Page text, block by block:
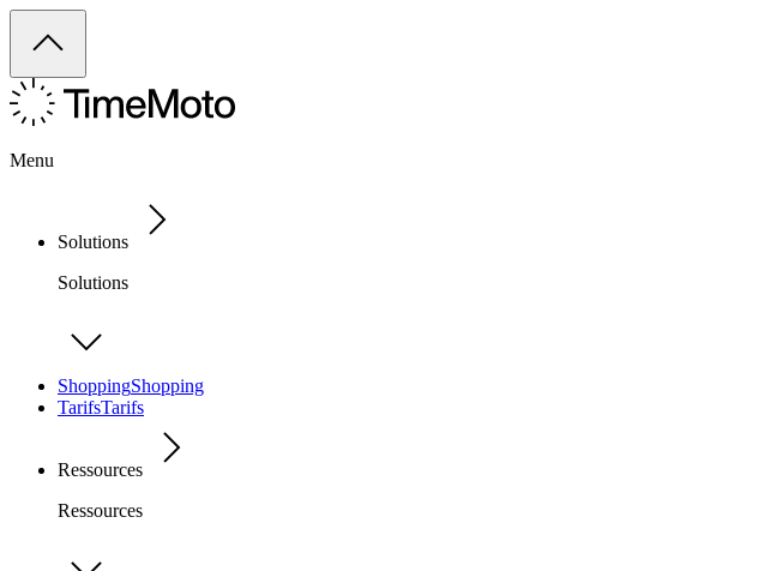
Menu
Solutions
Solutions
ShoppingShopping
TarifsTarifs
Ressources
Ressources